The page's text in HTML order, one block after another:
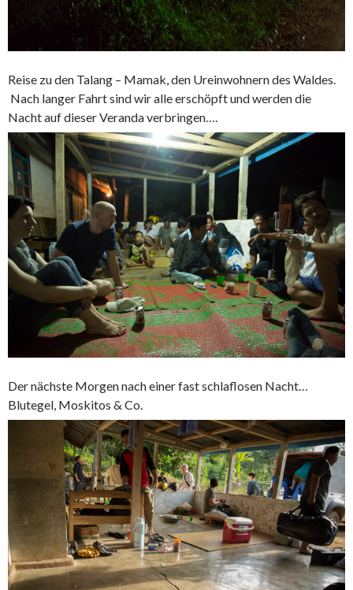
Reise zu den Talang – Mamak, den Ureinwohnern des Waldes.
Nach langer Fahrt sind wir alle erschöpft und werden die
Nacht auf dieser Veranda verbringen….
Der nächste Morgen nach einer fast schlaflosen Nacht…
Blutegel, Moskitos & Co.